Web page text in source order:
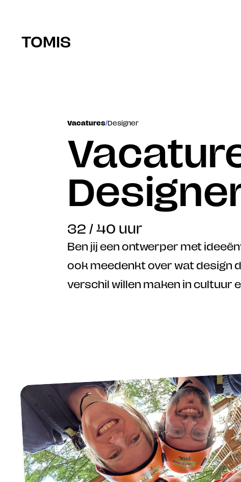
TOMIS
Vacatures/Designer
32 / 40 uur
Ben jij een ontwerper met
ook meedenkt over wat design
verschil willen maken in cultuur